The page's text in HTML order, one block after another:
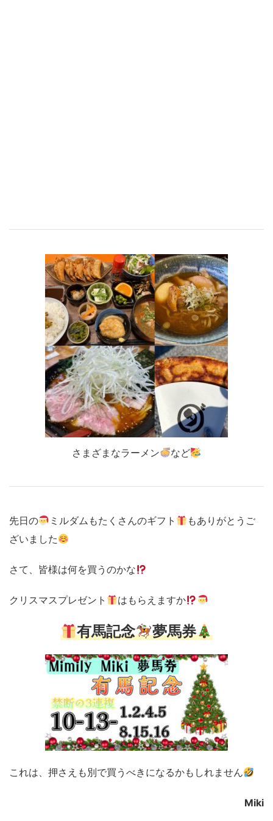
さまざまなラーメン など
先日の ミルダムもたくさんのギフト
もありがとうご
ざいました
さて、皆様は何を買うのかな
クリスマスプレゼント はもらえますか
有馬記念 夢馬券
これは、押さえも別で買うべきになるかもしれません
Miki